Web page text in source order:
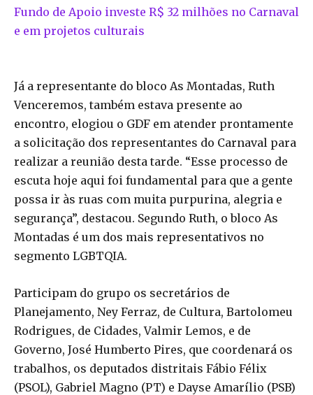
Fundo de Apoio investe R$ 32 milhões no Carnaval
e em projetos culturais
Já a representante do bloco As Montadas, Ruth
Venceremos, também estava presente ao
encontro, elogiou o GDF em atender prontamente
a solicitação dos representantes do Carnaval para
realizar a reunião desta tarde. “Esse processo de
escuta hoje aqui foi fundamental para que a gente
possa ir às ruas com muita purpurina, alegria e
segurança”, destacou. Segundo Ruth, o bloco As
Montadas é um dos mais representativos no
segmento LGBTQIA.
Participam do grupo os secretários de
Planejamento, Ney Ferraz, de Cultura, Bartolomeu
Rodrigues, de Cidades, Valmir Lemos, e de
Governo, José Humberto Pires, que coordenará os
trabalhos, os deputados distritais Fábio Félix
(PSOL), Gabriel Magno (PT) e Dayse Amarílio (PSB)